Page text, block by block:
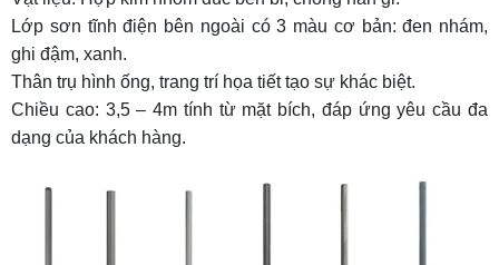
Lớp sơn tĩnh điện bên ngoài có 3 màu cơ bản: đen nhám,
ghi đậm, xanh.
Thân trụ hình ống, trang trí họa tiết tạo sự khác biệt.
Chiều cao: 3,5 – 4m tính từ mặt bích, đáp ứng yêu cầu đa
dạng của khách hàng.